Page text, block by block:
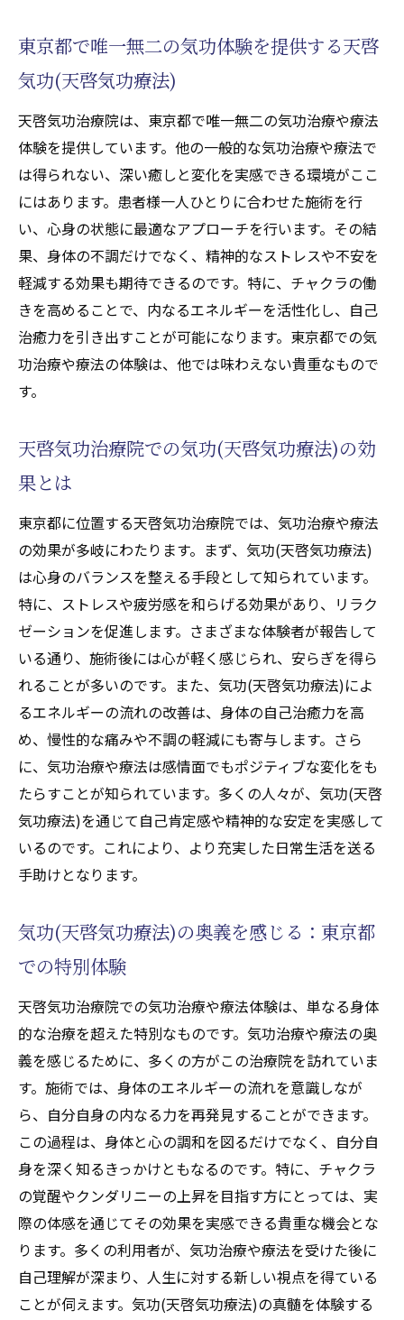
長年の経験が証明する気功(天啓気功療法)の
効果
天啓気功治療院の実績が語る信頼性
東京都での気功(天啓気功療法)の歴史と進化
35年の実績が生み出す驚異の変化
天啓気功治療院の過去と未来
チャクラの覚醒とクンダリニーの上昇を目指す
気功(天啓気功療法)の力
気功(天啓気功療法)でチャクラを活性化する
方法
醒
東京都での気功(天啓気功療法)体験で得られ
る深い意識
天啓気功治療院とエネルギーの神秘
天啓気功(天啓気功療法)の真髄東京都で究極の
癒しを体感しよう
気功(天啓気功療法)の本質に触れる東京都の
旅
天啓気功(天啓気功療法)が提供する究極の癒
し
東京都で体感する気功(天啓気功療法)の神髄
天啓気功治療院での深いリラクゼーション
気功(天啓気功療法)を通じて得られる究極の
安らぎ
癒しの力
本物の気功(天啓気功療法)体験を東京都で求め
る方へ天啓気功治療院
東京都で本物の気功(天啓気功療法)体験を探
す理由
天啓気功治療院で味わう本物の力
気功(天啓気功療法)の真実を東京都で体感す
る
本物の気功(天啓気功療法)を通じて得られる
体験
天啓気功治療院が提供する気功(天啓気功療
法)の現実
東京都での真の気功(天啓気功療法)体験を求
東京都で唯一無二の気功体験を提供する天啓
気功(天啓気功療法)
天啓気功治療院は、東京都で唯一無二の気功治療や療法
体験を提供しています。他の一般的な気功治療や療法で
は得られない、深い癒しと変化を実感できる環境がここ
にはあります。患者様一人ひとりに合わせた施術を行
い、心身の状態に最適なアプローチを行います。その結
果、身体の不調だけでなく、精神的なストレスや不安を
軽減する効果も期待できるのです。特に、チャクラの働
きを高めることで、内なるエネルギーを活性化し、自己
治癒力を引き出すことが可能になります。東京都での気
功治療や療法の体験は、他では味わえない貴重なもので
す。
天啓気功治療院での気功(天啓気功療法)の効
果とは
東京都に位置する天啓気功治療院では、気功治療や療法
の効果が多岐にわたります。まず、気功(天啓気功療法)
は心身のバランスを整える手段として知られています。
特に、ストレスや疲労感を和らげる効果があり、リラク
ゼーションを促進します。さまざまな体験者が報告して
いる通り、施術後には心が軽く感じられ、安らぎを得ら
れることが多いのです。また、気功(天啓気功療法)によ
るエネルギーの流れの改善は、身体の自己治癒力を高
め、慢性的な痛みや不調の軽減にも寄与します。さら
に、気功治療や療法は感情面でもポジティブな変化をも
たらすことが知られています。多くの人々が、気功(天啓
気功療法)を通じて自己肯定感や精神的な安定を実感して
いるのです。これにより、より充実した日常生活を送る
手助けとなります。
気功(天啓気功療法)の奥義を感じる：東京都
での特別体験
天啓気功治療院での気功治療や療法体験は、単なる身体
的な治療を超えた特別なものです。気功治療や療法の奥
義を感じるために、多くの方がこの治療院を訪れていま
す。施術では、身体のエネルギーの流れを意識しなが
ら、自分自身の内なる力を再発見することができます。
この過程は、身体と心の調和を図るだけでなく、自分自
身を深く知るきっかけともなるのです。特に、チャクラ
の覚醒やクンダリニーの上昇を目指す方にとっては、実
際の体感を通じてその効果を実感できる貴重な機会とな
ります。多くの利用者が、気功治療や療法を受けた後に
自己理解が深まり、人生に対する新しい視点を得ている
ことが伺えます。気功(天啓気功療法)の真髄を体験する